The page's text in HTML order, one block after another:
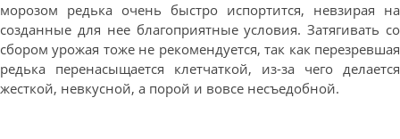
морозом редька очень быстро испортится, невзирая на
созданные для нее благоприятные условия. Затягивать со
сбором урожая тоже не рекомендуется, так как перезревшая
редька перенасыщается клетчаткой, из-за чего делается
жесткой, невкусной, а порой и вовсе несъедобной.